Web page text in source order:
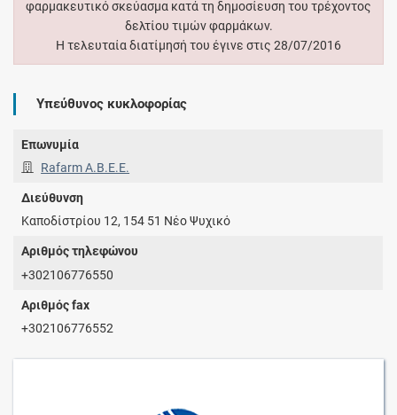
φαρμακευτικό σκεύασμα κατά τη δημοσίευση του τρέχοντος
δελτίου τιμών φαρμάκων.
Η τελευταία διατίμησή του έγινε στις 28/07/2016
Υπεύθυνος κυκλοφορίας
Επωνυμία
Rafarm Α.Β.Ε.Ε.
Διεύθυνση
Καποδίστρίου 12, 154 51 Νέο Ψυχικό
Αριθμός τηλεφώνου
+302106776550
Αριθμός fax
+302106776552